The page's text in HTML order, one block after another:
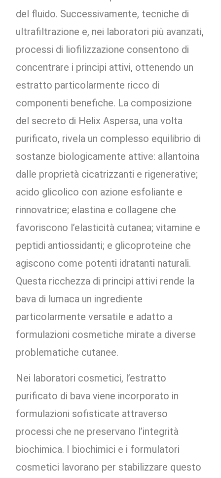
del fluido. Successivamente, tecniche di
ultrafiltrazione e, nei laboratori più avanzati,
processi di liofilizzazione consentono di
concentrare i principi attivi, ottenendo un
estratto particolarmente ricco di
componenti benefiche. La composizione
del secreto di Helix Aspersa, una volta
purificato, rivela un complesso equilibrio di
sostanze biologicamente attive: allantoina
dalle proprietà cicatrizzanti e rigenerative;
acido glicolico con azione esfoliante e
rinnovatrice; elastina e collagene che
favoriscono l’elasticità cutanea; vitamine e
peptidi antiossidanti; e glicoproteine che
agiscono come potenti idratanti naturali.
Questa ricchezza di principi attivi rende la
bava di lumaca un ingrediente
particolarmente versatile e adatto a
formulazioni cosmetiche mirate a diverse
problematiche cutanee.
Nei laboratori cosmetici, l’estratto
purificato di bava viene incorporato in
formulazioni sofisticate attraverso
processi che ne preservano l’integrità
biochimica. I biochimici e i formulatori
cosmetici lavorano per stabilizzare questo